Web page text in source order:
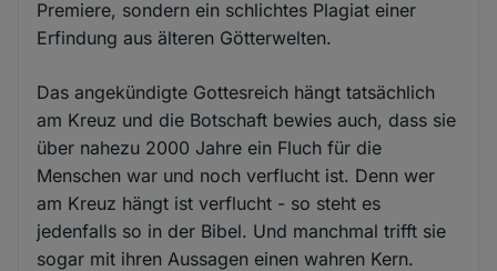
Premiere, sondern ein schlichtes Plagiat einer
Erfindung aus älteren Götterwelten.
Das angekündigte Gottesreich hängt tatsächlich
am Kreuz und die Botschaft bewies auch, dass sie
über nahezu 2000 Jahre ein Fluch für die
Menschen war und noch verflucht ist. Denn wer
am Kreuz hängt ist verflucht - so steht es
jedenfalls so in der Bibel. Und manchmal trifft sie
sogar mit ihren Aussagen einen wahren Kern.